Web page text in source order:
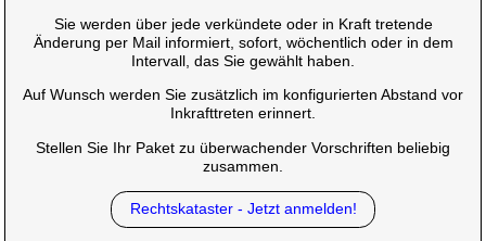
Sie werden über jede verkündete oder in Kraft tretende
Änderung per Mail informiert, sofort, wöchentlich oder in dem
Intervall, das Sie gewählt haben.
Auf Wunsch werden Sie zusätzlich im konfigurierten Abstand vor
Inkrafttreten erinnert.
Stellen Sie Ihr Paket zu überwachender Vorschriften beliebig
zusammen.
Rechtskataster - Jetzt anmelden!